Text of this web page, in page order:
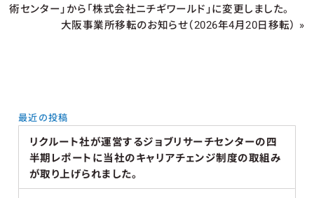
術センター」から「株式会社ニチギワールド」に変更しました。
大阪事業所移転のお知らせ（2026年4月20日移転） »
最近の投稿
リクルート社が運営するジョブリサーチセンターの四
半期レポートに当社のキャリアチェンジ制度の取組み
が取り上げられました。